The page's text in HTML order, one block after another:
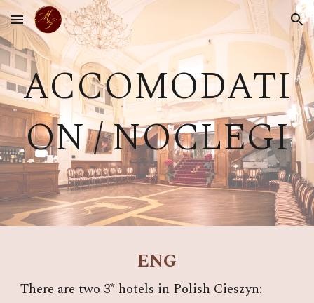
Skip to main content Skip to navigation
ACCOMODATI
ON / NOCLEGI
ENG
There are two 3* hotels in Polish Cieszyn: